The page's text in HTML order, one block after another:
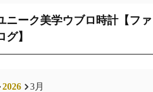
ニーク美学ウブロ時計【ファ
グ】
2026 3月